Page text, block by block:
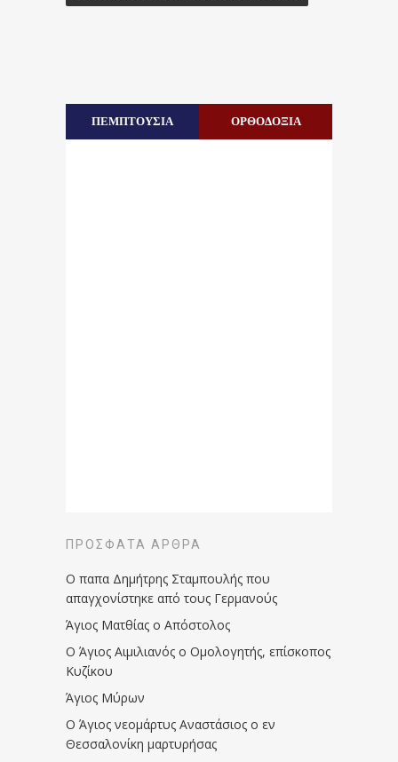
ΠΕΜΠΤΟΥΣΙΑ ΟΡΘΟΔΟΞΙΑ
ΠΡΌΣΦΑΤΑ ΆΡΘΡΑ
Ο παπα Δημήτρης Σταμπουλής που
απαγχονίστηκε από τους Γερμανούς
Άγιος Ματθίας ο Απόστολος
Ο Άγιος Αιμιλιανός ο Ομολογητής, επίσκοπος
Κυζίκου
Άγιος Μύρων
Ο Άγιος νεομάρτυς Αναστάσιος ο εν
Θεσσαλονίκη μαρτυρήσας